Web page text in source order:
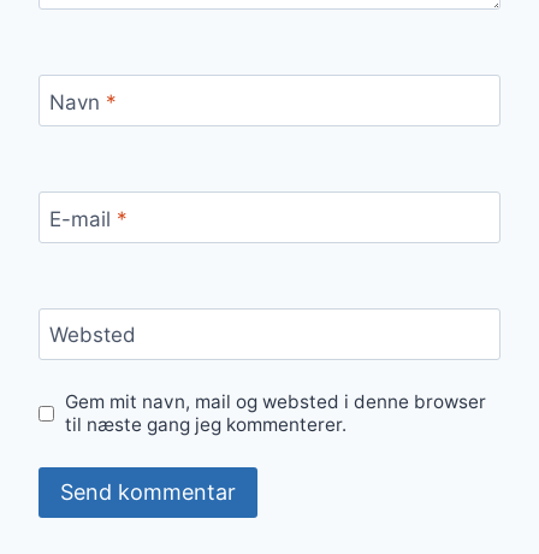
Navn *
E-mail *
Websted
Gem mit navn, mail og websted i denne browser
til næste gang jeg kommenterer.